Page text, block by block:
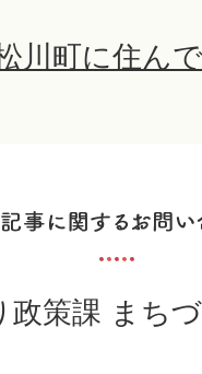
川町に住ん
政策課 まち